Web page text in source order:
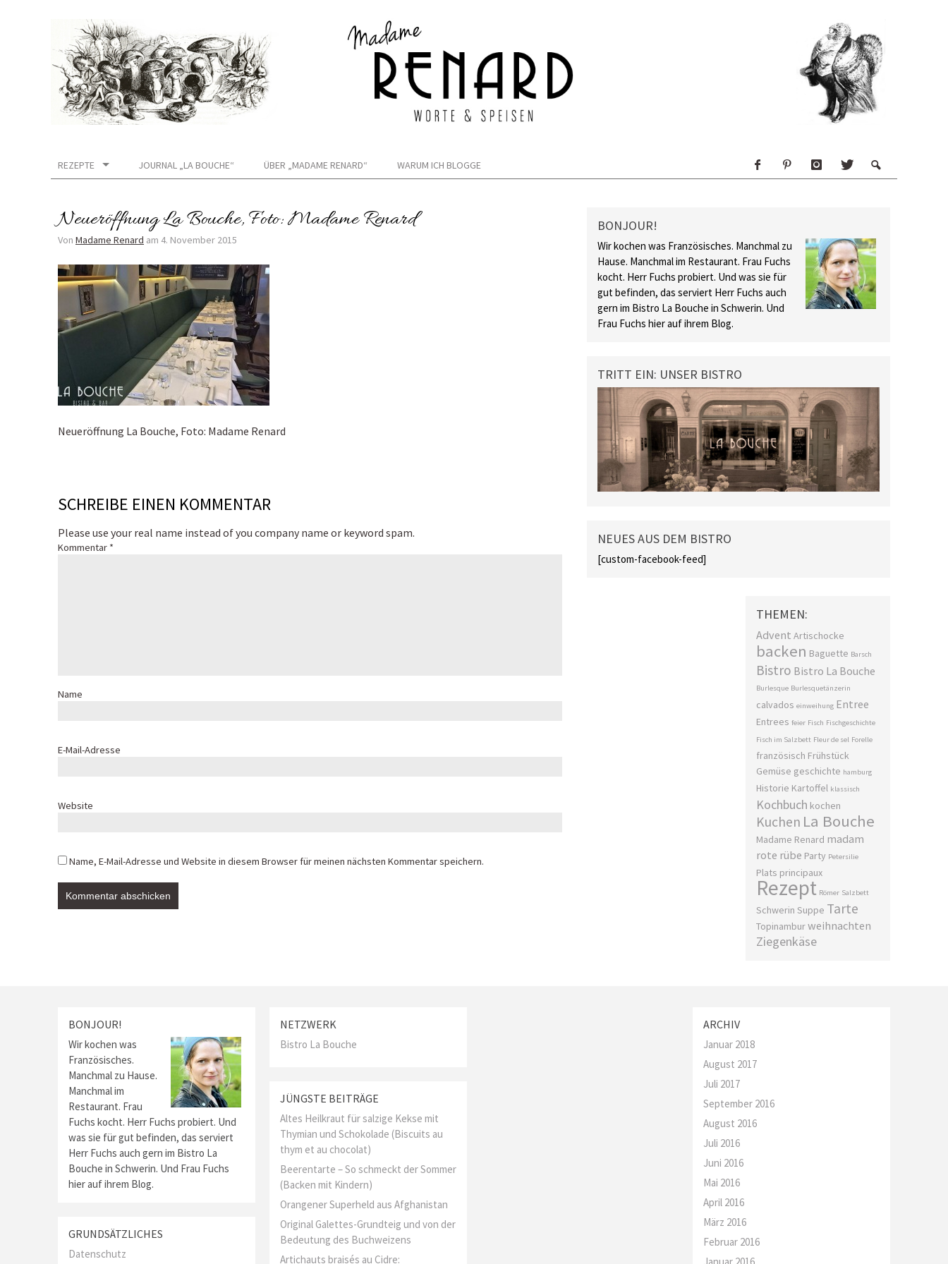
REZEPTE JOURNAL „LA BOUCHE“ ÜBER „MADAME RENARD“ WARUM ICH BLOGGE
Neueröffnung La Bouche, Foto: Madame Renard
Von Madame Renard am 4. November 2015
Neueröffnung La Bouche, Foto: Madame Renard
SCHREIBE EINEN KOMMENTAR
Please use your real name instead of you company name or keyword spam.
Kommentar *
Name
E-Mail-Adresse
Website
Name, E-Mail-Adresse und Website in diesem Browser für meinen nächsten Kommentar speichern.
BONJOUR!
Wir kochen was Französisches. Manchmal zu
Hause. Manchmal im Restaurant. Frau Fuchs
kocht. Herr Fuchs probiert. Und was sie für
gut befinden, das serviert Herr Fuchs auch
gern im Bistro La Bouche in Schwerin. Und
Frau Fuchs hier auf ihrem Blog.
TRITT EIN: UNSER BISTRO
NEUES AUS DEM BISTRO
[custom-facebook-feed]
THEMEN:
Advent Artischocke
backen Baguette Barsch
Bistro Bistro La Bouche
Burlesque Burlesquetänzerin
calvados einweihung Entree
Entrees feier Fisch Fischgeschichte
Fisch im Salzbett Fleur de sel Forelle
französisch Frühstück
Gemüse geschichte hamburg
Historie Kartoffel klassisch
Kochbuch kochen
Kuchen La Bouche
Madame Renard madam
rote rübe Party Petersilie
Plats principaux
Rezept Römer Salzbett
Schwerin Suppe Tarte
Topinamburweihnachten
Ziegenkäse
BONJOUR!
Wir kochen was
Französisches.
Manchmal zu Hause.
Manchmal im
Restaurant. Frau
Fuchs kocht. Herr Fuchs probiert. Und
was sie für gut befinden, das serviert
Herr Fuchs auch gern im Bistro La
Bouche in Schwerin. Und Frau Fuchs
hier auf ihrem Blog.
GRUNDSÄTZLICHES
Datenschutz
NETZWERK
Bistro La Bouche
JÜNGSTE BEITRÄGE
Altes Heilkraut für salzige Kekse mit
Thymian und Schokolade (Biscuits au
thym et au chocolat)
Beerentarte – So schmeckt der Sommer
(Backen mit Kindern)
Orangener Superheld aus Afghanistan
Original Galettes-Grundteig und von der
Bedeutung des Buchweizens
Artichauts braisés au Cidre:
ARCHIV
Januar 2018
August 2017
Juli 2017
September 2016
August 2016
Juli 2016
Juni 2016
Mai 2016
April 2016
März 2016
Februar 2016